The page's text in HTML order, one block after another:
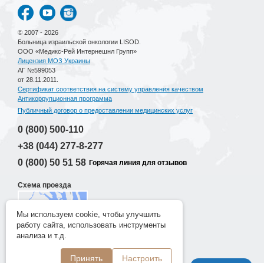
© 2007 - 2026
Больница израильской онкологии LISOD.
ООО «Медикс-Рей Интернешнл Групп»
Лицензия МОЗ Украины
АГ №599053
от 28.11.2011.
Сертификат соответствия на систему управления качеством
Антикоррупционная программа
Публичный договор о предоставлении медицинских услуг
0 (800) 500-110
+38 (044) 277-8-277
0 (800) 50 51 58 Горячая линия для отзывов
Схема проезда
Разработка сайта
Мы используем cookie, чтобы улучшить
работу сайта, использовать инструменты
анализа и т.д.
Принять Настроить